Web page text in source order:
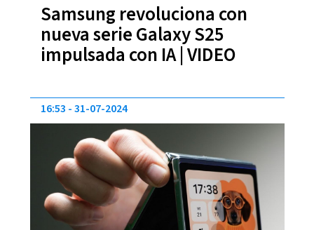
Samsung revoluciona con
nueva serie Galaxy S25
impulsada con IA | VIDEO
16:53 31-07-2024